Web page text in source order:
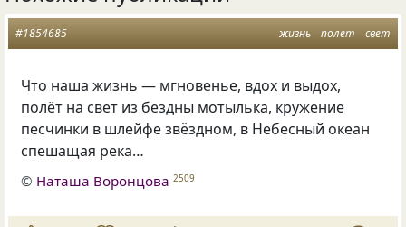
жизнь полет свет
#1854685
Что наша жизнь — мгновенье, вдох и выдох,
полёт на свет из бездны мотылька, кружение
песчинки в шлейфе звёздном, в Небесный океан
спешащая река…
© Наташа Воронцова 2509